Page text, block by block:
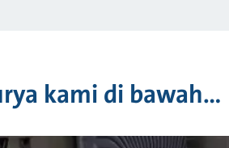
kami di bawah…